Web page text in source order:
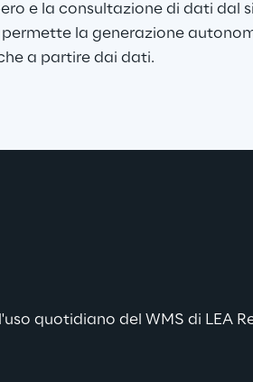
e la consultazione di dati dal
permette la generazione
a partire dai dati.
quotidiano del WMS di LEA